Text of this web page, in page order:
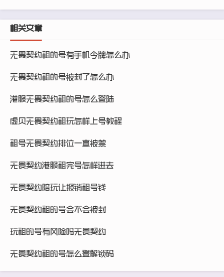
相关文章
无畏契约租的号有手机令牌怎么办
无畏契约租的号被封了怎么办
港服无畏契约租的号怎么登陆
虚贝无畏契约租玩怎样上号教程
租号无畏契约排位一直被禁
无畏契约港服租完号怎样进去
无畏契约陪玩让报销租号钱
无畏契约租的号会不会被封
玩租的号有风险吗无畏契约
无畏契约租的号怎么登解锁码